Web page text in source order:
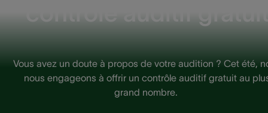
Vous avez un doute à propos de votre audition ? Cet été,
nous engageons à offrir un contrôle auditif gratuit au
grand nombre. ​